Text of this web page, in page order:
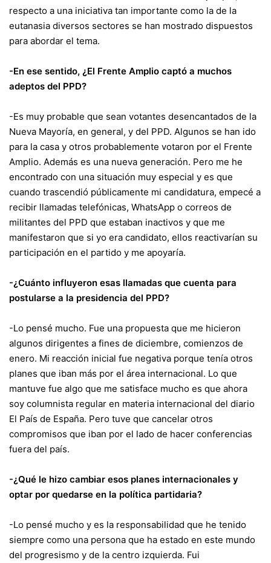
respecto a una iniciativa tan importante como la de la
eutanasia diversos sectores se han mostrado dispuestos
para abordar el tema.
-En ese sentido, ¿El Frente Amplio captó a muchos
adeptos del PPD?
-Es muy probable que sean votantes desencantados de la
Nueva Mayoría, en general, y del PPD. Algunos se han ido
para la casa y otros probablemente votaron por el Frente
Amplio. Además es una nueva generación. Pero me he
encontrado con una situación muy especial y es que
cuando trascendió públicamente mi candidatura, empecé a
recibir llamadas telefónicas, WhatsApp o correos de
militantes del PPD que estaban inactivos y que me
manifestaron que si yo era candidato, ellos reactivarían su
participación en el partido y me apoyaría.
-¿Cuánto influyeron esas llamadas que cuenta para
postularse a la presidencia del PPD?
-Lo pensé mucho. Fue una propuesta que me hicieron
algunos dirigentes a fines de diciembre, comienzos de
enero. Mi reacción inicial fue negativa porque tenía otros
planes que iban más por el área internacional. Lo que
mantuve fue algo que me satisface mucho es que ahora
soy columnista regular en materia internacional del diario
El País de España. Pero tuve que cancelar otros
compromisos que iban por el lado de hacer conferencias
fuera del país.
-¿Qué le hizo cambiar esos planes internacionales y
optar por quedarse en la política partidaria?
-Lo pensé mucho y es la responsabilidad que he tenido
siempre como una persona que ha estado en este mundo
del progresismo y de la centro izquierda. Fui